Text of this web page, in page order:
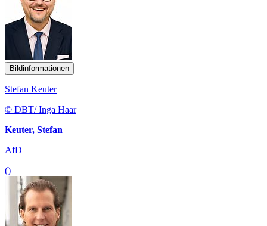
Bildinformationen
Stefan Keuter
© DBT/ Inga Haar
Keuter, Stefan
AfD
()